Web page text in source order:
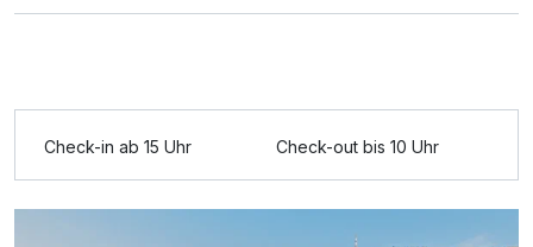
Für 6 Tage p.P. ab589,00 €
Check-in ab 15 Uhr Check-out bis 10 Uhr